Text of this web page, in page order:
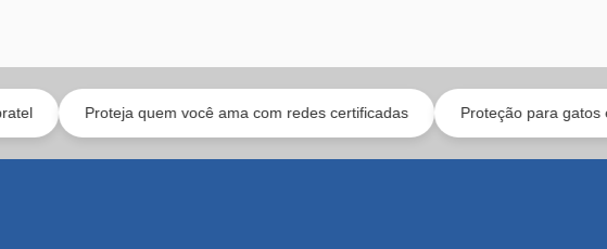
quem você ama com redes certificadas Proteção para gatos e bebês